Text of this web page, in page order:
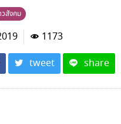
วสังคม
1173
tweet share